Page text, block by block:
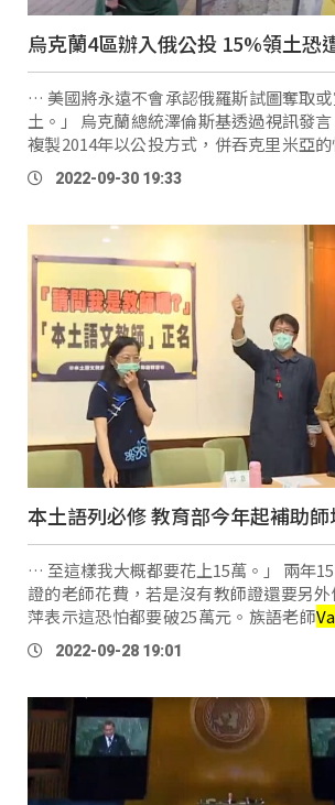
烏克蘭4區辦入俄公投 15%領土恐
… 美國將永遠不會承認俄羅斯試圖奪取
土。」 烏克蘭總統澤倫斯基透過視訊發言，批評俄羅斯意圖
複製2014年以公投方式，併吞克里米亞
斯駐聯合國大使重申，公投程序相當公開透明。 俄
合國大使 Vassily
2022-09-30 19:33
本土語列必修 教育部今年起補助
… 至這樣我大概都要花上15萬。」 兩年15萬這還是已有教師
證的老師花費，若是沒有教師證還要另
萍表示這恐怕都要破25萬元。族語老師
修教育學分的老師，回想學費支出，甚至
活。 族語教師
2022-09-28 19:01